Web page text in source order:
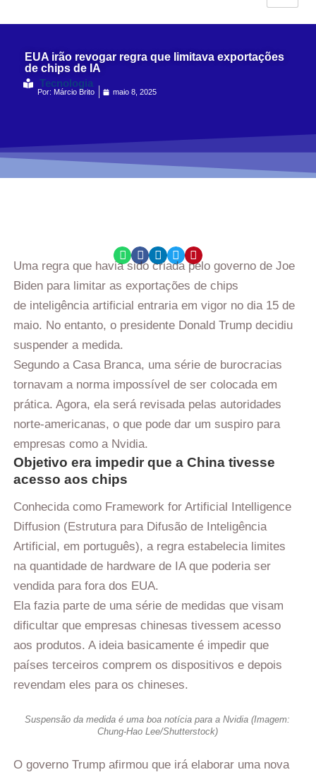
EUA irão revogar regra que limitava exportações
de chips de IA
Tecnologia
Por: Márcio Brito maio 8, 2025
Uma regra que havia sido criada pelo governo de Joe
Biden para limitar as exportações de chips
de inteligência artificial entraria em vigor no dia 15 de
maio. No entanto, o presidente Donald Trump decidiu
suspender a medida.
Segundo a Casa Branca, uma série de burocracias
tornavam a norma impossível de ser colocada em
prática. Agora, ela será revisada pelas autoridades
norte-americanas, o que pode dar um suspiro para
empresas como a Nvidia.
Objetivo era impedir que a China tivesse
acesso aos chips
Conhecida como Framework for Artificial Intelligence
Diffusion (Estrutura para Difusão de Inteligência
Artificial, em português), a regra estabelecia limites
na quantidade de hardware de IA que poderia ser
vendida para fora dos EUA.
Ela fazia parte de uma série de medidas que visam
dificultar que empresas chinesas tivessem acesso
aos produtos. A ideia basicamente é impedir que
países terceiros comprem os dispositivos e depois
revendam eles para os chineses.
Suspensão da medida é uma boa notícia para a Nvidia (Imagem:
Chung-Hao Lee/Shutterstock)
O governo Trump afirmou que irá elaborar uma nova